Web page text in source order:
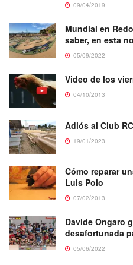
09/04/2019
Mundial en
saber, en esta
05/09/2022
Video de los
04/10/2013
Adiós al Club
19/01/2023
Cómo reparar
Luis Polo
07/02/2013
Davide Ongaro
desafortunada
05/06/2022